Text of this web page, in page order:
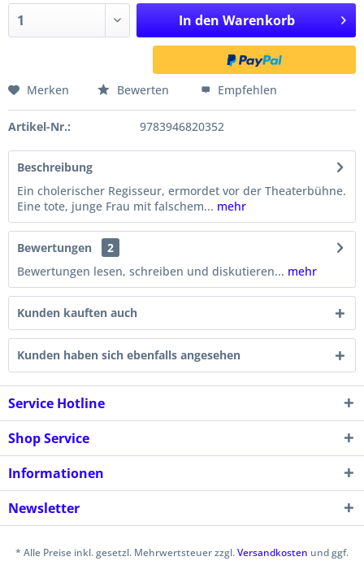
In den Warenkorb
Merken Bewerten Empfehlen
Artikel-Nr.: 9783946820352
Beschreibung
Ein cholerischer Regisseur, ermordet vor der Theaterbühne.
Eine tote, junge Frau mit falschem... mehr
Bewertungen
2
Bewertungen lesen, schreiben und diskutieren... mehr
Kunden kauften auch
Kunden haben sich ebenfalls angesehen
Service Hotline
Shop Service
Informationen
Newsletter
* Alle Preise inkl. gesetzl. Mehrwertsteuer zzgl.Versandkosten und ggf.